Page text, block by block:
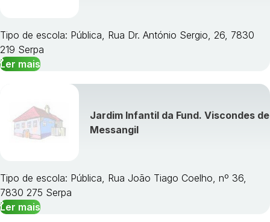
Tipo de escola: Pública, Rua Dr. António Sergio, 26, 7830
219 Serpa
Ler mais
Jardim Infantil da Fund. Viscondes de
Messangil
Tipo de escola: Pública, Rua João Tiago Coelho, nº 36,
7830 275 Serpa
Ler mais